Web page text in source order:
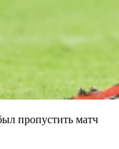
пропустить матч